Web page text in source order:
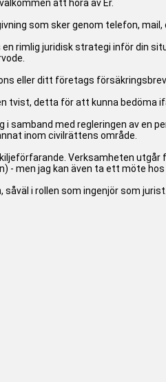
att höra av Er.
som sker genom telefon,
rimlig juridisk strategi inför din
eller ditt företags försäkringsbrev.
tvist, detta för att kunna bedöma
med regleringen av en
inom civilrättens område.
Verksamheten utgår
- men jag kan även ta ett möte hos
i rollen som ingenjör som